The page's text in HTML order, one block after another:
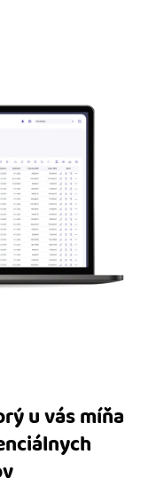
u vás míňa